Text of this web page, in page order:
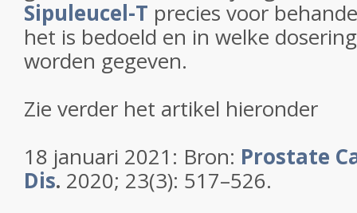
Sipuleucel-T precies voor
het is bedoeld en in welke
worden gegeven.
Zie verder het artikel hieronder
18 januari 2021: Bron: Prostate
Dis. 2020; 23(3): 517–526.